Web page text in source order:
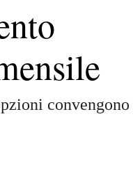
convengono